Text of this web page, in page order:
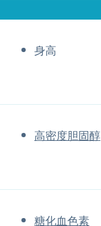
身高
高密度胆固醇
糖化血色素